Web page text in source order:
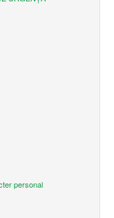
personal